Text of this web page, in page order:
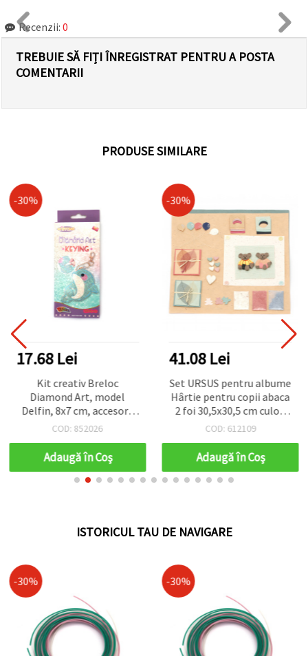
Recenzii: 0
TREBUIE SĂ FIȚI ÎNREGISTRAT PENTRU A POSTA
COMENTARII
PRODUSE SIMILARE
-30%
17.68 Lei
Kit creativ Breloc
Diamond Art, model
Delfin, 8x7 cm, accesorii
hobby & craft pentru copii
COD: 852026
Adaugă în Coş
-30%
41.08 Lei
Set URSUS pentru albume
Hârtie pentru copii abaca
2 foi 30,5x30,5 cm culori
asortate, elemente
amestec de materiale
decorative
COD: 612109
Adaugă în Coş
ISTORICUL TAU DE NAVIGARE
-30% -30%